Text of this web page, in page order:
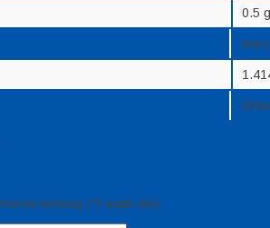
0.5
Baru
bintang (*) wajib diisi.